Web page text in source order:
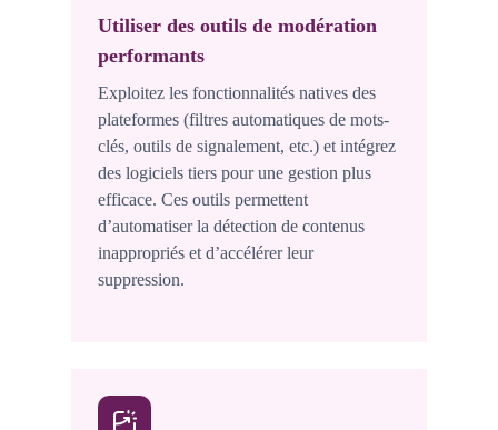
Utiliser des outils de modération
performants
Exploitez les fonctionnalités natives des
plateformes (filtres automatiques de mots-
clés, outils de signalement, etc.) et intégrez
des logiciels tiers pour une gestion plus
efficace. Ces outils permettent
d’automatiser la détection de contenus
inappropriés et d’accélérer leur
suppression.